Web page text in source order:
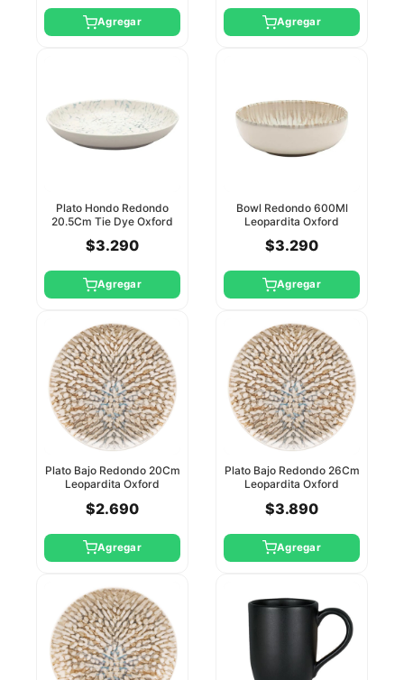
Agregar Agregar
Plato Hondo Redondo
20.5Cm Tie Dye Oxford
$3.290
Agregar
Bowl Redondo 600Ml
Leopardita Oxford
$3.290
Agregar
Plato Bajo Redondo 20Cm
Leopardita Oxford
$2.690
Agregar
Plato Bajo Redondo 26Cm
Leopardita Oxford
$3.890
Agregar